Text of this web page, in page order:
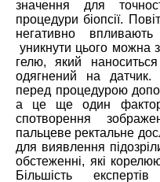
значення для
процедури біопсії.
негативно впливають
уникнути цього можна
гелю, який
одягнений на датчик.
перед процедурою
а це ще один
спотворення
пальцеве ректальне
для виявлення
обстеженні, які
Більшість